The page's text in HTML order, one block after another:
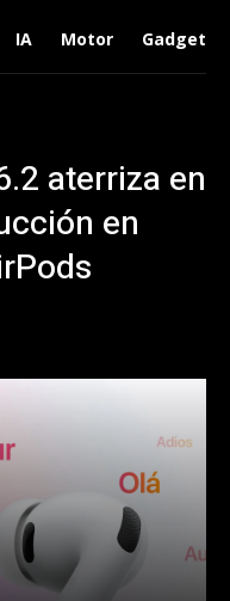
IA Motor Gadgets
aterriza en
en